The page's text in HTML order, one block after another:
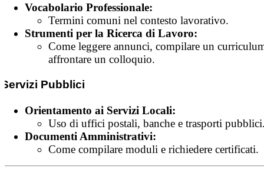
Vocabolario Professionale:
Termini comuni nel contesto lavorativo.
Strumenti per la Ricerca di Lavoro:
Come leggere annunci, compilare un
affrontare un colloquio.
Servizi Pubblici
Orientamento ai Servizi Locali:
Uso di uffici postali, banche e trasporti
Documenti Amministrativi:
Come compilare moduli e richiedere certificati.